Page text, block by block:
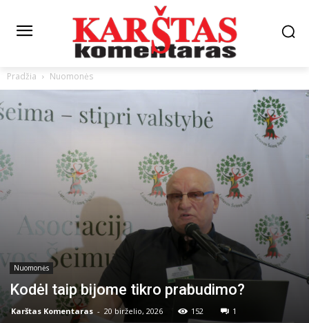
Pradžia Nuomonės
Nuomonės
Kodėl taip bijome tikro prabudimo?
Karštas Komentaras - 20 birželio, 2026 152 1